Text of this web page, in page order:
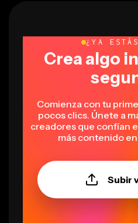
¿YA
Crea algo
Comienza con tu
pocos clics. Únete a
creadores que confían
más contenido
Subir